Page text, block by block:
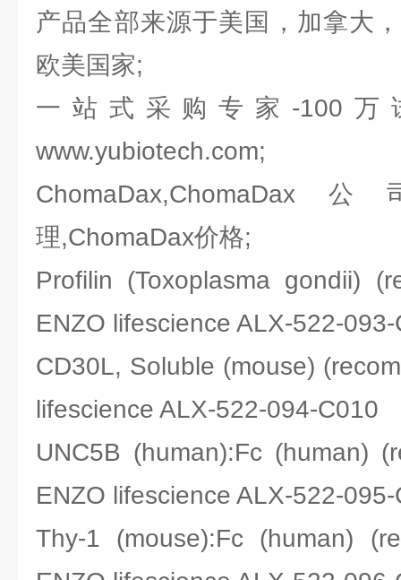
产品全部来源于美国，加拿大
欧美国家;
一站式采购专家-100万
www.yubiotech.com;
ChomaDax,ChomaDax
理,ChomaDax价格;
Profilin (Toxoplasma gondii)
ENZO lifescience ALX-522-
CD30L, Soluble (mouse)
lifescience ALX-522-094-C010
UNC5B (human):Fc (human)
ENZO lifescience ALX-522-
Thy-1 (mouse):Fc (human)